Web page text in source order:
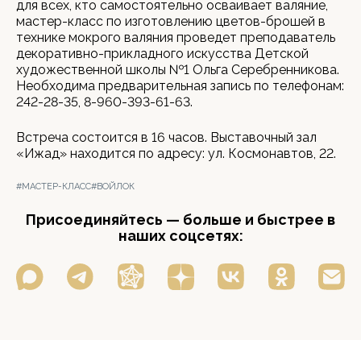
для всех, кто самостоятельно осваивает валяние,
мастер-класс по изготовлению цветов-брошей в
технике мокрого валяния проведет преподаватель
декоративно-прикладного искусства Детской
художественной школы №1 Ольга Серебренникова.
Необходима предварительная запись по телефонам:
242-28-35, 8-960-393-61-63.
Встреча состоится в 16 часов. Выставочный зал
«Ижад» находится по адресу: ул. Космонавтов, 22.
#МАСТЕР-КЛАСС#ВОЙЛОК
Присоединяйтесь — больше и быстрее в
наших соцсетях: